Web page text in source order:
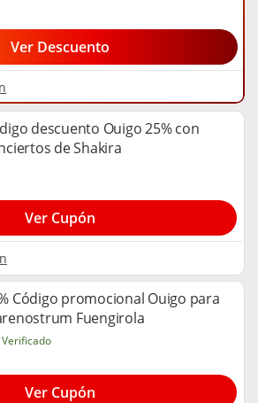
Ver Descuento
descuento Ouigo 25% con
de Shakira
Ver Cupón
Código promocional Ouigo para
Fuengirola
Verificado
Ver Cupón